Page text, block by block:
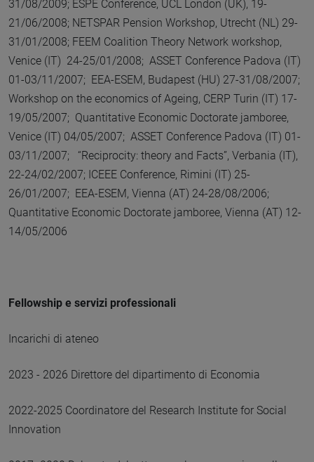
31/08/2009; ESPE Conference, UCL London (UK), 19-
21/06/2008; NETSPAR Pension Workshop, Utrecht (NL) 29-
31/01/2008; FEEM Coalition Theory Network workshop,
Venice (IT) 24-25/01/2008; ASSET Conference Padova (IT)
01-03/11/2007; EEA-ESEM, Budapest (HU) 27-31/08/2007;
Workshop on the economics of Ageing, CERP Turin (IT) 17-
19/05/2007; Quantitative Economic Doctorate jamboree,
Venice (IT) 04/05/2007; ASSET Conference Padova (IT) 01-
03/11/2007; “Reciprocity: theory and Facts”, Verbania (IT),
22-24/02/2007; ICEEE Conference, Rimini (IT) 25-
26/01/2007; EEA-ESEM, Vienna (AT) 24-28/08/2006;
Quantitative Economic Doctorate jamboree, Vienna (AT) 12-
14/05/2006
Fellowship e servizi professionali
Incarichi di ateneo
2023 - 2026 Direttore del dipartimento di Economia
2022-2025 Coordinatore del Research Institute for Social
Innovation